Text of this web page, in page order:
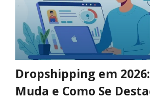
Dropshipping em
Muda e Como Se